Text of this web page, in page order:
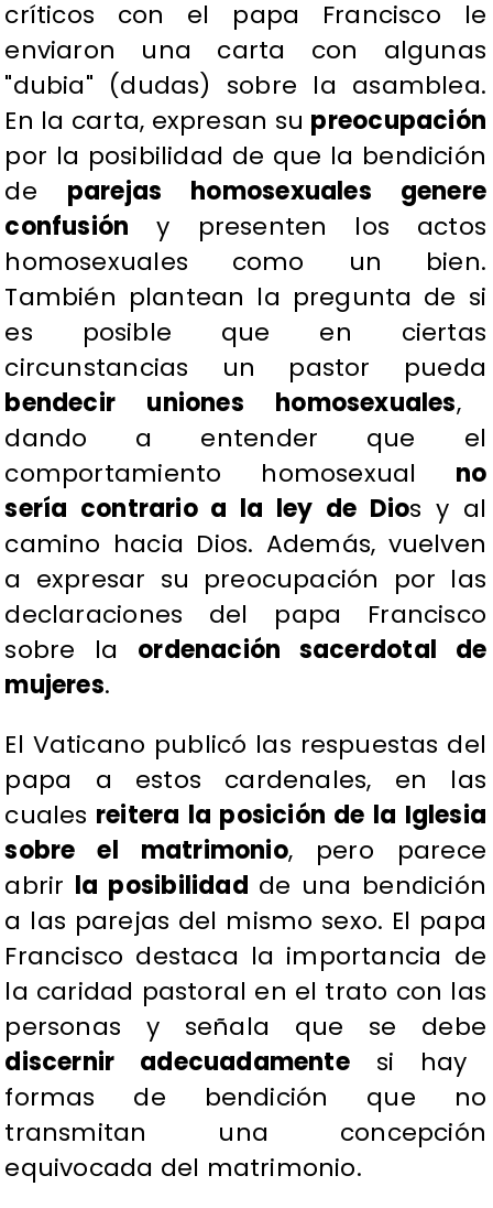
críticos con el papa Francisco le
enviaron una carta con algunas
"dubia" (dudas) sobre la asamblea.
En la carta, expresan su preocupación
por la posibilidad de que la bendición
de parejas homosexuales genere
confusión y presenten los actos
homosexuales como un bien.
También plantean la pregunta de si
es posible que en ciertas
circunstancias un pastor pueda
bendecir uniones homosexuales,
dando a entender que el
comportamiento homosexual no
sería contrario a la ley de Dios y al
camino hacia Dios. Además, vuelven
a expresar su preocupación por las
declaraciones del papa Francisco
sobre la ordenación sacerdotal de
mujeres.
El Vaticano publicó las respuestas del
papa a estos cardenales, en las
cuales reitera la posición de la Iglesia
sobre el matrimonio, pero parece
abrir la posibilidad de una bendición
a las parejas del mismo sexo. El papa
Francisco destaca la importancia de
la caridad pastoral en el trato con las
personas y señala que se debe
discernir adecuadamentesi hay
formas de bendición que no
transmitan una concepción
equivocada del matrimonio.